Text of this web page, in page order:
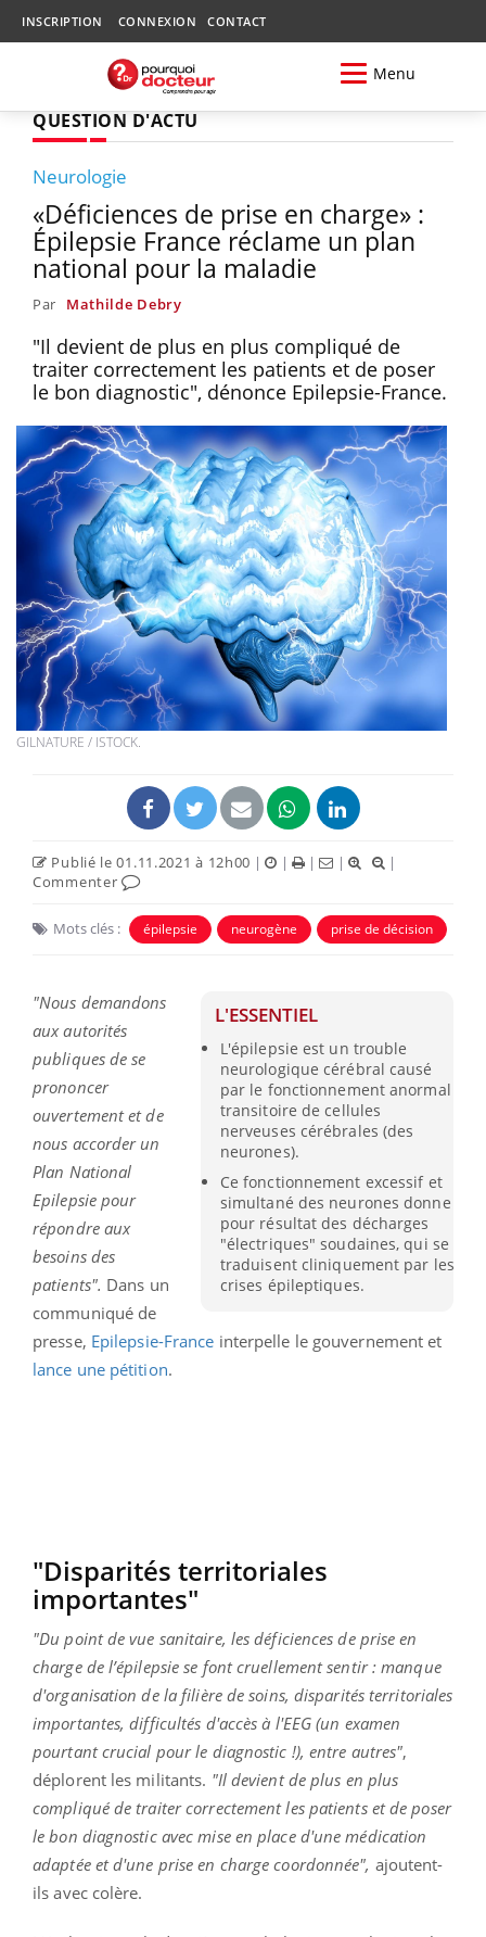
INSCRIPTION CONNEXION CONTACT
Menu
QUESTION D'ACTU
Neurologie
«Déficiences de prise en charge» :
Épilepsie France réclame un plan
national pour la maladie
Par Mathilde Debry
"Il devient de plus en plus compliqué de
traiter correctement les patients et de poser
le bon diagnostic", dénonce Epilepsie-France.
GILNATURE / ISTOCK.
Publié le 01.11.2021 à 12h00 | | | |
|
Commenter
Mots clés : épilepsie neurogène prise de décision
L'ESSENTIEL
L'épilepsie est un trouble
neurologique cérébral causé
par le fonctionnement anormal
transitoire de cellules
nerveuses cérébrales (des
neurones).
Ce fonctionnement excessif et
simultané des neurones donne
pour résultat des décharges
"électriques" soudaines, qui se
traduisent cliniquement par les
crises épileptiques.
"Nous demandons
aux autorités
publiques de se
prononcer
ouvertement et de
nous accorder un
Plan National
Epilepsie pour
répondre aux
besoins des
patients". Dans un
communiqué de
presse, Epilepsie-France interpelle le gouvernement et
lance une pétition.
"Disparités territoriales
importantes"
"Du point de vue sanitaire, les déficiences de prise en
charge de l’épilepsie se font cruellement sentir : manque
d'organisation de la filière de soins, disparités territoriales
importantes, difficultés d'accès à l'EEG (un examen
pourtant crucial pour le diagnostic !), entre autres",
déplorent les militants. "Il devient de plus en plus
compliqué de traiter correctement les patients et de poser
le bon diagnostic avec mise en place d'une médication
adaptée et d'une prise en charge coordonnée", ajoutent-
ils avec colère.